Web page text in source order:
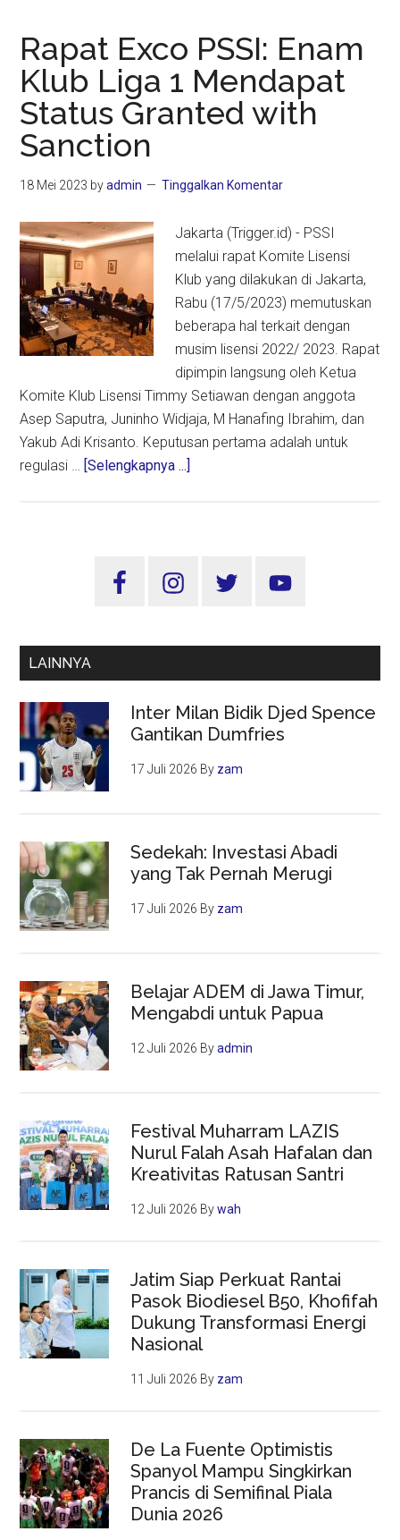
Rapat Exco PSSI: Enam
Klub Liga 1 Mendapat
Status Granted with
Sanction
18 Mei 2023 byadmin Tinggalkan Komentar
Jakarta (Trigger.id) - PSSI
melalui rapat Komite Lisensi
Klub yang dilakukan di Jakarta,
Rabu (17/5/2023) memutuskan
beberapa hal terkait dengan
musim lisensi 2022/ 2023. Rapat
dipimpin langsung oleh Ketua
Komite Klub Lisensi Timmy Setiawan dengan anggota
Asep Saputra, Juninho Widjaja, M Hanafing Ibrahim, dan
Yakub Adi Krisanto. Keputusan pertama adalah untuk
regulasi … [Selengkapnya ...]
Klub
Mendapat
with
Sanction
Sidebar
LAINNYA
Inter Milan Bidik Djed Spence
Gantikan Dumfries
17 Juli 2026 By zam
Sedekah: Investasi Abadi
yang Tak Pernah Merugi
17 Juli 2026 By zam
Belajar ADEM di Jawa Timur,
Mengabdi untuk Papua
12 Juli 2026 Byadmin
Festival Muharram LAZIS
Nurul Falah Asah Hafalan dan
Kreativitas Ratusan Santri
12 Juli 2026 Bywah
Jatim Siap Perkuat Rantai
Pasok Biodiesel B50, Khofifah
Dukung Transformasi Energi
Nasional
11 Juli 2026 By zam
De La Fuente Optimistis
Spanyol Mampu Singkirkan
Prancis di Semifinal Piala
Dunia 2026